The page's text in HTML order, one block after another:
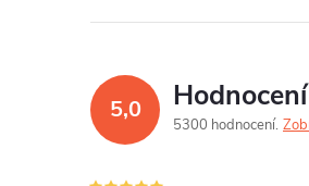
s
u
5,0
5300 hodnocení